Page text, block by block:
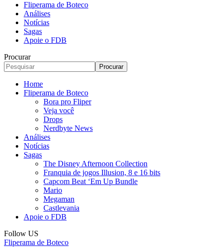
Fliperama de Boteco
Análises
Notícias
Sagas
Apoie o FDB
Procurar
Home
Fliperama de Boteco
Bora pro Fliper
Veja você
Drops
Nerdbyte News
Análises
Notícias
Sagas
The Disney Afternoon Collection
Franquia de jogos Illusion, 8 e 16 bits
Capcom Beat ‘Em Up Bundle
Mario
Megaman
Castlevania
Apoie o FDB
Follow US
Fliperama de Boteco